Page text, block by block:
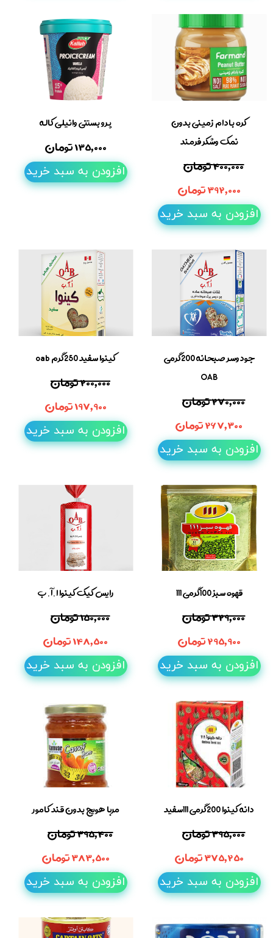
کره بادام زمینی بدون
نمک وشکر فرمند
۴۰۰,۰۰۰ تومان
۳۹۲,۰۰۰ تومان
افزودن به سبد خرید
پرو بستنی وانیلی کاله
۱۳۵,۰۰۰ تومان
افزودن به سبد خرید
جودوسر صبحانه 200گرمی
OAB
۲۷۰,۰۰۰ تومان
۲۶۷,۳۰۰ تومان
افزودن به سبد خرید
کینوا سفید 250گرم oab
۲۰۰,۰۰۰ تومان
۱۹۷,۹۰۰ تومان
افزودن به سبد خرید
قهوه سبز 100گرمی 111
۳۲۹,۰۰۰ تومان
۲۹۵,۹۰۰ تومان
افزودن به سبد خرید
رایس کیک کینوا ا.آ.ب
۱۵۰,۰۰۰ تومان
۱۴۸,۵۰۰ تومان
افزودن به سبد خرید
دانه کینوا 200گرمی 111سفید
۳۹۵,۰۰۰ تومان
۳۷۵,۲۵۰ تومان
افزودن به سبد خرید
مربا هویج بدون قند کامور
۳۹۵,۴۰۰ تومان
۳۸۳,۵۰۰ تومان
افزودن به سبد خرید